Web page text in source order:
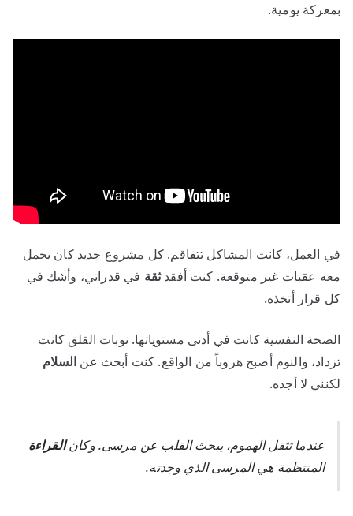
بمعركة يومية.
في العمل، كانت المشاكل تتفاقم. كل مشروع جديد كان يحمل
معه عقبات غير متوقعة. كنت أفقدثقة في قدراتي، وأشك في
كل قرار أتخذه.
الصحة النفسية كانت في أدنى مستوياتها. نوبات القلق كانت
تزداد، والنوم أصبح هروباً من الواقع. كنت أبحث عن السلام
لكنني لا أجده.
عندما تثقل الهموم، يبحث القلب عن مرسى. وكانالقراءة
المنتظمة هي المرسى الذي وجدته.